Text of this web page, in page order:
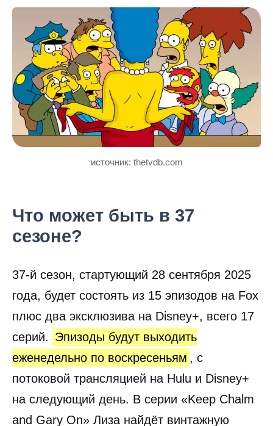
источник: thetvdb.com
Что может быть в 37
сезоне?
37-й сезон, стартующий 28 сентября 2025
года, будет состоять из 15 эпизодов на Fox
плюс два эксклюзива на Disney+, всего 17
серий. Эпизоды будут выходить
еженедельно по воскресеньям , с
потоковой трансляцией на Hulu и Disney+
на следующий день. В серии «Keep Chalm
and Gary On» Лиза найдёт винтажную